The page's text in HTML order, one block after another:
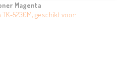
Magenta
5230M, geschikt voor:…